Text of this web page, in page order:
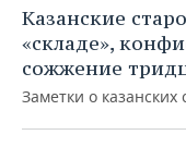
Казанские
«складе»,
сожжение
Заметки о казанских